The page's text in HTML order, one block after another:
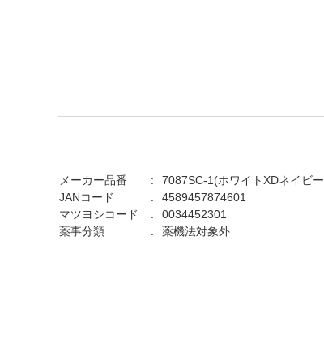
メーカー品番
7087SC-1(ホワイトXDネイビー
JANコード
4589457874601
マツヨシコード
0034452301
薬事分類
薬機法対象外